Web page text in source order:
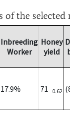
of the selected
Inbreeding
Worker
Honey
yield
17.9% 71 0.62